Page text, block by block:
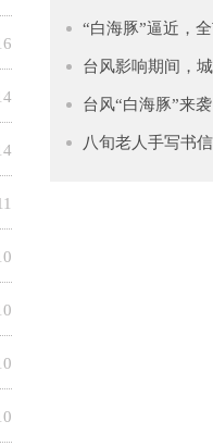
“白海豚”逼近，
八旬老人手写书